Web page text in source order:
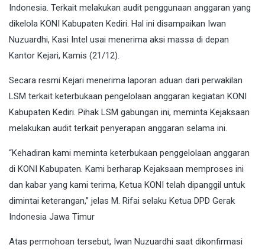
Indonesia. Terkait melakukan audit penggunaan anggaran yang
dikelola KONI Kabupaten Kediri. Hal ini disampaikan Iwan
Nuzuardhi, Kasi Intel usai menerima aksi massa di depan
Kantor Kejari, Kamis (21/12).
Secara resmi Kejari menerima laporan aduan dari perwakilan
LSM terkait keterbukaan pengelolaan anggaran kegiatan KONI
Kabupaten Kediri. Pihak LSM gabungan ini, meminta Kejaksaan
melakukan audit terkait penyerapan anggaran selama ini.
“Kehadiran kami meminta keterbukaan penggelolaan anggaran
di KONI Kabupaten. Kami berharap Kejaksaan memproses ini
dan kabar yang kami terima, Ketua KONI telah dipanggil untuk
dimintai keterangan,” jelas M. Rifai selaku Ketua DPD Gerak
Indonesia Jawa Timur
Atas permohoan tersebut, Iwan Nuzuardhi saat dikonfirmasi